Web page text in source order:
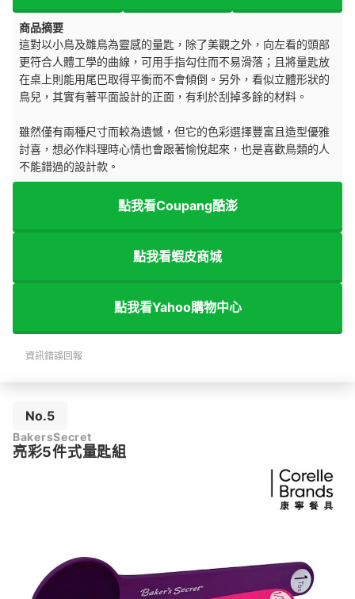
商品摘要
這對以小鳥及雛鳥為靈感的量匙，除了美觀之外，向左看的頭部
更符合人體工學的曲線，可用手指勾住而不易滑落；且將量匙放
在桌上則能用尾巴取得平衡而不會傾倒。另外，看似立體形狀的
鳥兒，其實有著平面設計的正面，有利於刮掉多餘的材料。
雖然僅有兩種尺寸而較為遺憾，但它的色彩選擇豐富且造型優雅
討喜，想必作料理時心情也會跟著愉悅起來，也是喜歡鳥類的人
不能錯過的設計款。
點我看Coupang酷澎
點我看蝦皮商城
點我看Yahoo購物中心
資訊錯誤回報
No.5
BakersSecret
亮彩5件式量匙組